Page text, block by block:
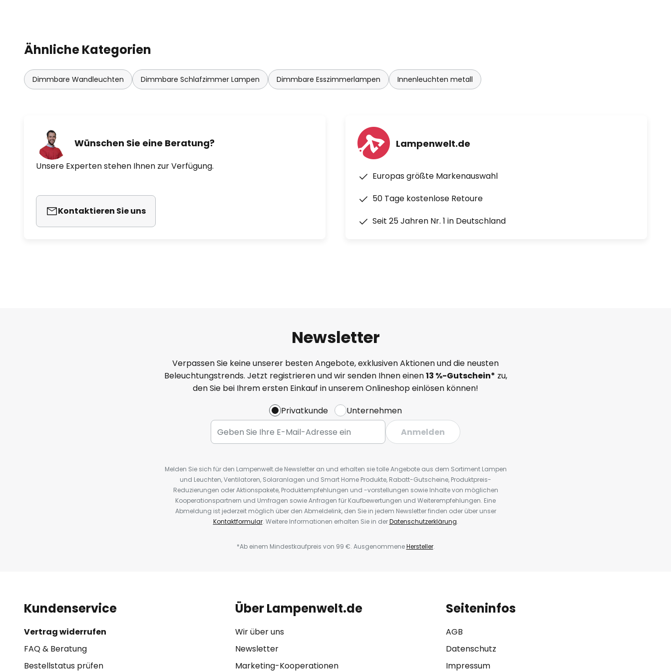
Ähnliche Kategorien
Dimmbare Wandleuchten Dimmbare Schlafzimmer Lampen Dimmbare Esszimmerlampen Innenleuchten metall
Wünschen Sie eine Beratung?
Unsere Experten stehen Ihnen zur Verfügung.
Kontaktieren Sie uns
Lampenwelt.de
Europas größte Markenauswahl
50 Tage kostenlose Retoure
Seit 25 Jahren Nr. 1 in Deutschland
Newsletter
Verpassen Sie keine unserer besten Angebote, exklusiven Aktionen und die neusten
Beleuchtungstrends. Jetzt registrieren und wir senden Ihnen einen13 %-Gutschein* zu,
den Sie bei Ihrem ersten Einkauf in unserem Onlineshop einlösen können!
Privatkunde
Unternehmen
Anmelden
Melden Sie sich für den Lampenwelt.de Newsletter an und erhalten sie tolle Angebote aus dem Sortiment Lampen
und Leuchten, Ventilatoren, Solaranlagen und Smart Home Produkte, Rabatt-Gutscheine, Produktpreis-
Reduzierungen oder Aktionspakete, Produktempfehlungen und -vorstellungen sowie Inhalte von möglichen
Kooperationspartnern und Umfragen sowie Anfragen für Kaufbewertungen und Weiterempfehlungen. Eine
Abmeldung ist jederzeit möglich über den Abmeldelink, den Sie in jedem Newsletter finden oder über unser
Kontaktformular. Weitere Informationen erhalten Sie in derDatenschutzerklärung.
*Ab einem Mindestkaufpreis von 99 €. AusgenommeneHersteller.
Kundenservice
Vertrag widerrufen
FAQ & Beratung
Bestellstatus prüfen
Über Lampenwelt.de
Wir über uns
Newsletter
Marketing-Kooperationen
Seiteninfos
AGB
Datenschutz
Impressum